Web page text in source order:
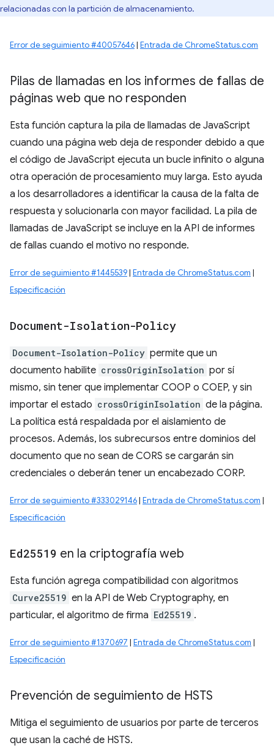
relacionadas con la partición de almacenamiento.
Error de seguimiento #40057646| Entrada de ChromeStatus.com
Pilas de llamadas en los informes de fallas de
páginas web que no responden
Esta función captura la pila de llamadas de JavaScript
cuando una página web deja de responder debido a que
el código de JavaScript ejecuta un bucle infinito o alguna
otra operación de procesamiento muy larga. Esto ayuda
a los desarrolladores a identificar la causa de la falta de
respuesta y solucionarla con mayor facilidad. La pila de
llamadas de JavaScript se incluye en la API de informes
de fallas cuando el motivo no responde.
Error de seguimiento #1445539| Entrada de ChromeStatus.com |
Especificación
Document-Isolation-Policy
Document-Isolation-Policy permite que un
documento habilite crossOriginIsolation por sí
mismo, sin tener que implementar COOP o COEP, y sin
importar el estado crossOriginIsolation de la página.
La política está respaldada por el aislamiento de
procesos. Además, los subrecursos entre dominios del
documento que no sean de CORS se cargarán sin
credenciales o deberán tener un encabezado CORP.
Error de seguimiento #333029146| Entrada de ChromeStatus.com |
Especificación
Ed25519 en la criptografía web
Esta función agrega compatibilidad con algoritmos
Curve25519 en la API de Web Cryptography, en
particular, el algoritmo de firma Ed25519 .
Error de seguimiento #1370697 | Entrada de ChromeStatus.com |
Especificación
Prevención de seguimiento de HSTS
Mitiga el seguimiento de usuarios por parte de terceros
que usan la caché de HSTS.